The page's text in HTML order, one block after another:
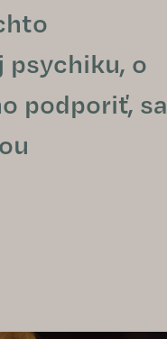
psychiku, o
podporiť, sa